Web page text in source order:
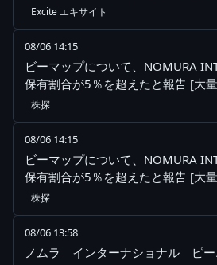
Excite エキサイト
08/06 14:15
ビーマップについて、NOMURA
保有割合が5％を超えたと報告 [大
株探
08/06 14:15
ビーマップについて、NOMURA
保有割合が5％を超えたと報告 [大
株探
08/06 13:58
ノムラ インターナショナル ピー